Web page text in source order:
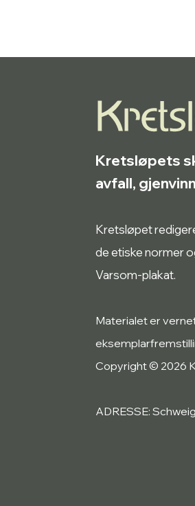
Kretsløpets
avfall,
Kretsløpet
de etiske normer
Varsom-plakat.
Materialet er
Copyright © 2026
ADRESSE: